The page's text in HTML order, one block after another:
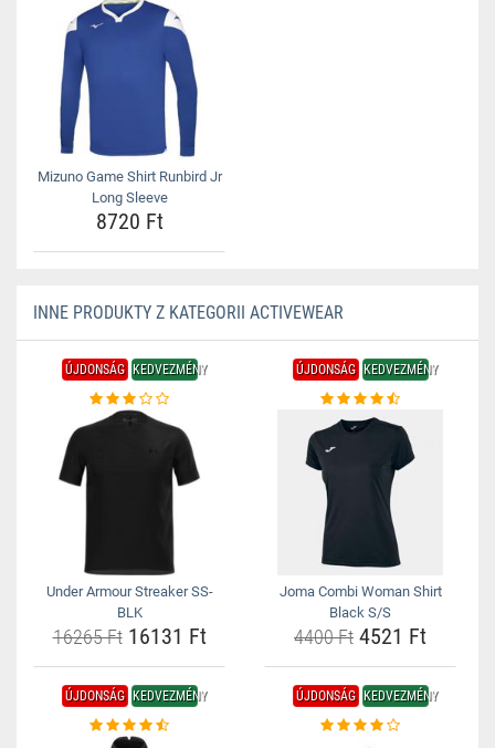
Mizuno Game Shirt Runbird Jr
Long Sleeve
8720 Ft
INNE PRODUKTY Z KATEGORII ACTIVEWEAR
ÚJDONSÁG KEDVEZMÉNY
Under Armour Streaker SS-
BLK
16265 Ft16131 Ft
ÚJDONSÁG KEDVEZMÉNY
Joma Combi Woman Shirt
Black S/S
4400 Ft 4521 Ft
ÚJDONSÁG KEDVEZMÉNY ÚJDONSÁG KEDVEZMÉNY